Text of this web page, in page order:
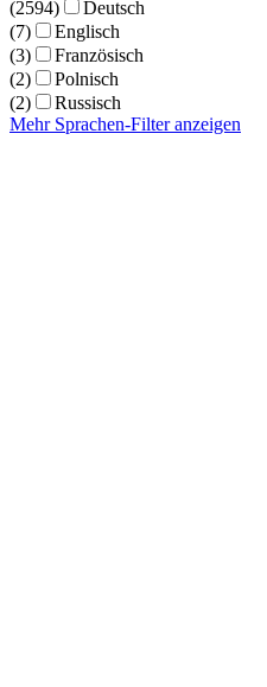
(2594)
Deutsch
(7)
Englisch
(3)
Französisch
(2)
Polnisch
(2)
Russisch
Mehr Sprachen-Filter anzeigen